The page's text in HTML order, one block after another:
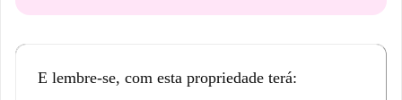
E lembre-se, com esta propriedade terá: